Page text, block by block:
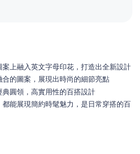
上融入英文字母印花，打造出全新設計
的圖案，展現出時尚的細節亮點
圓領，高實用性的百搭設計
能展現簡約時髦魅力，是日常穿搭的百